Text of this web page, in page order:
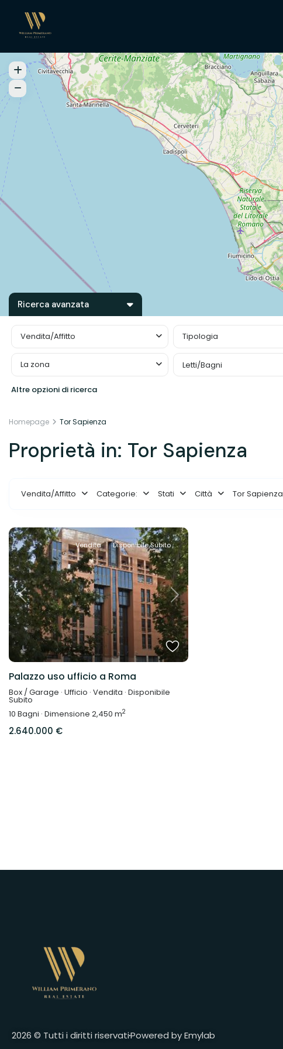
Ricerca avanzata
Vendita/Affitto Tipologia
La zona Letti/Bagni
Altre opzioni di ricerca
Homepage Tor Sapienza
Proprietà in: Tor Sapienza
Vendita/Affitto Categorie: Stati Città Tor Sapienza
Previous Next
Vendita Disponibile Subito
Palazzo uso ufficio a Roma
Box / Garage · Ufficio · Vendita · Disponibile
Subito
10 Bagni · Dimensione 2,450 m2
2.640.000 €
2026 © Tutti i diritti riservatiPowered by Emylab